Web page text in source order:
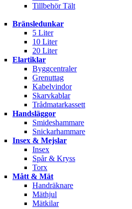
Tillbehör Tält
Bränsledunkar
5 Liter
10 Liter
20 Liter
Elartiklar
Byggcentraler
Grenuttag
Kabelvindor
Skarvkablar
Trådmatarkassett
Handsläggor
Smideshammare
Snickarhammare
Insex & Mejslar
Insex
Spår & Kryss
Torx
Mått & Mät
Handräknare
Mäthjul
Mätkilar